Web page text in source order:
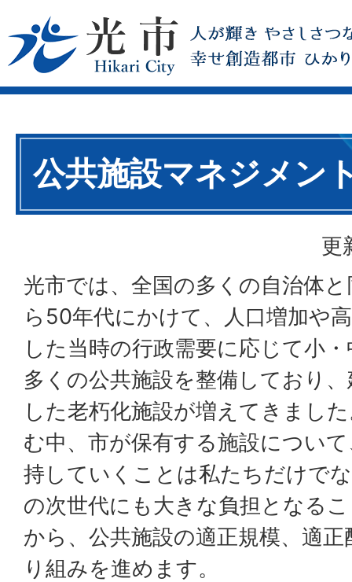
公共施設マネジメン
更
光市では、全国の多くの自治体
ら50年代にかけて、人口増加や
した当時の行政需要に応じて小
多くの公共施設を整備しており
した老朽化施設が増えてきまし
む中、市が保有する施設につい
持していくことは私たちだけで
の次世代にも大きな負担となる
から、公共施設の適正規模、適
り組みを進めます。